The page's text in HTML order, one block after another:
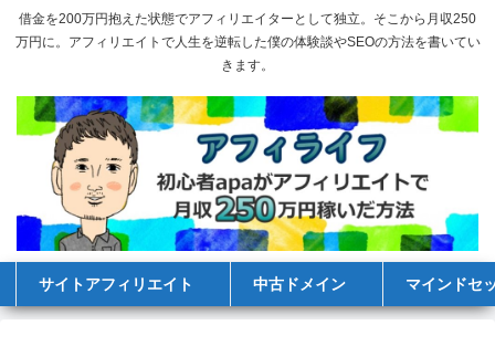
借金を200万円抱えた状態でアフィリエイターとして独立。そこから月収250
万円に。アフィリエイトで人生を逆転した僕の体験談やSEOの方法を書いてい
きます。
サイトアフィリエイト 中古ドメイン マインドセ